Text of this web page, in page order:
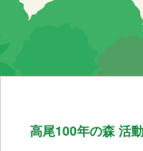
高尾100年の森 活